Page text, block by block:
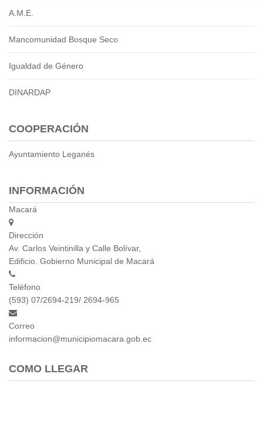
A.M.E.
Mancomunidad Bosque Seco
Igualdad de Género
DINARDAP
COOPERACIÓN
Ayuntamiento Leganés
INFORMACIÓN
Macará
Dirección
Av. Carlos Veintinilla y Calle Bolívar,
Edificio. Gobierno Municipal de Macará
Teléfono
(593) 07/2694-219/ 2694-965
Correo
informacion@municipiomacara.gob.ec
COMO LLEGAR